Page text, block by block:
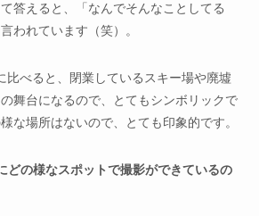
答えると、「なんでそんなことしてる
われています（笑）。
比べると、閉業しているスキー場や廃墟
舞台になるので、とてもシンボリックで
な場所はないので、とても印象的です。
どの様なスポットで撮影ができているの